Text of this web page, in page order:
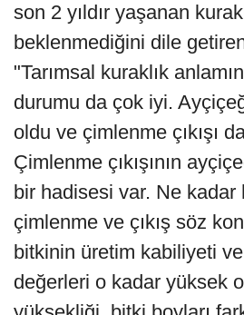
son 2 yıldır yaşanan
beklenmediğini dile
"Tarımsal kuraklık
durumu da çok iyi.
oldu ve çimlenme çıkışı
Çimlenme çıkışının
bir hadisesi var. Ne kadar
çimlenme ve çıkış söz
bitkinin üretim kabiliyeti
değerleri o kadar yüksek